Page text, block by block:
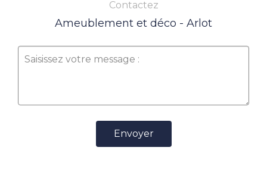
Contactez
Ameublement et déco - Arlot
Envoyer